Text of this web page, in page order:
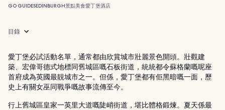
GO GUIDESEDINBURGH景點美食愛丁堡酒店
目錄
愛丁堡必試活動名單，通常都由欣賞城市壯麗景色開頭。壯觀建
築、宏偉哥德式地標同舊城區嘅石板街道，統統都令蘇格蘭嘅呢座
首府成為英國最靚城市之一。但係，愛丁堡都有佢黑暗嘅一面，歷
史上有關女巫同戰爭嘅故事流傳至今。
行上舊城區皇家一英里大道嘅陡峭街道，堪比體格鍛煉。夏天係最